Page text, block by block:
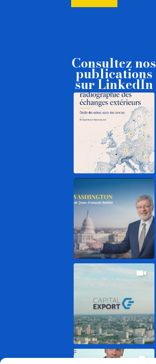
Consultez nos
publications
sur LinkedIn